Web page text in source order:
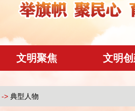
文明聚焦 文明
-> 典型人物